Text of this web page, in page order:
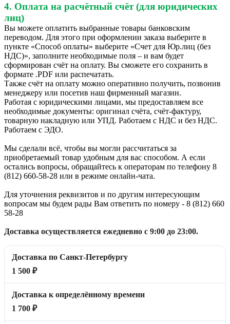
4. Оплата на расчётный счёт (для юридических
лиц)
Вы можете оплатить выбранные товары банковским
переводом. Для этого при оформлении заказа выберите в
пункте «Способ оплаты» выберите «Счет для Юр.лиц (без
НДС)», заполните необходимые поля – и вам будет
сформирован счёт на оплату. Вы сможете его сохранить в
формате .PDF или распечатать.
Также счёт на оплату можно оперативно получить, позвонив
менеджеру или посетив наш фирменный магазин.
Работая с юридическими лицами, мы предоставляем все
необходимые документы: оригинал счёта, счёт-фактуру,
товарную накладную или УПД. Работаем с НДС и без НДС.
Работаем с ЭДО.
Мы сделали всё, чтобы вы могли рассчитаться за
приобретаемый товар удобным для вас способом. А если
остались вопросы, обращайтесь к операторам по телефону 8
(812) 660-58-28 или в режиме онлайн-чата.
Для уточнения реквизитов и по другим интересующим
вопросам мы будем рады Вам ответить по номеру - 8 (812) 660
58-28
Доставка осуществляется ежедневно с 9:00 до 23:00.
Доставка по Санкт-Петербургу
1 500 ₽
Доставка к определённому времени
1 700 ₽